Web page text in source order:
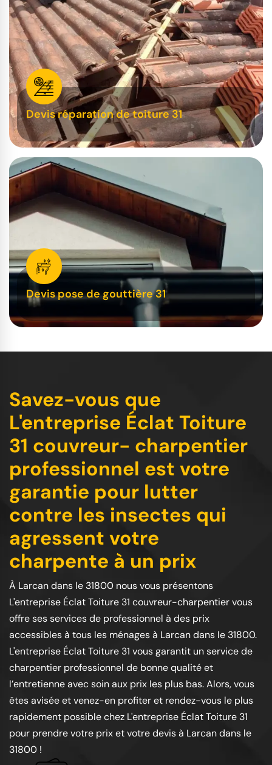
Devis réparation de toiture 31
Devis pose de gouttière 31
Savez-vous que
L'entreprise Éclat Toiture
31 couvreur- charpentier
professionnel est votre
garantie pour lutter
contre les insectes qui
agressent votre
charpente à un prix
À Larcan dans le 31800 nous vous présentons
L'entreprise Éclat Toiture 31 couvreur-charpentier vous
offre ses services de professionnel à des prix
accessibles à tous les ménages à Larcan dans le 31800.
L'entreprise Éclat Toiture 31 vous garantit un service de
charpentier professionnel de bonne qualité et
l’entretienne avec soin aux prix les plus bas. Alors, vous
êtes avisée et venez-en profiter et rendez-vous le plus
rapidement possible chez L'entreprise Éclat Toiture 31
pour prendre votre prix et votre devis à Larcan dans le
31800 !